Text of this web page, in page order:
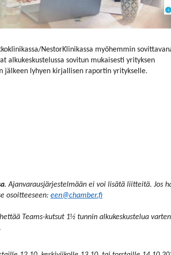
NestorKlinikassa myöhemmin
alkukeskustelussa sovitun mukaisesti yrityksen
jälkeen lyhyen kirjallisen raportin yritykselle.
. Ajanvarausjärjestelmään ei voi lisätä liitteitä. Jos
osoitteeseen: een@chamber.fi
Teams-kutsut 1½ tunnin alkukeskustelua